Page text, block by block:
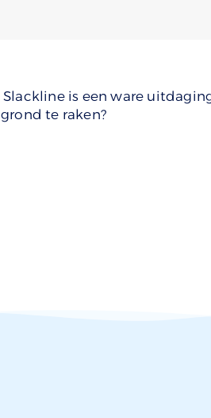
is een ware
te raken?